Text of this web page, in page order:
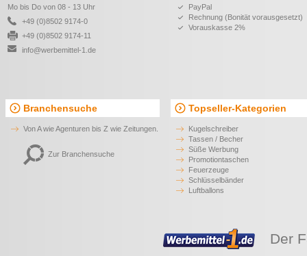
Mo bis Do von 08 - 13 Uhr
+49 (0)8502 9174-0
+49 (0)8502 9174-11
info@werbemittel-1.de
PayPal
Rechnung (Bonität vorausgesetzt)
Vorauskasse 2%
Branchensuche
Von A wie Agenturen bis Z wie Zeitungen.
Zur Branchensuche
Topseller-Kategorien
Kugelschreiber
Tassen / Becher
Süße Werbung
Promotiontaschen
Feuerzeuge
Schlüsselbänder
Luftballons
Der